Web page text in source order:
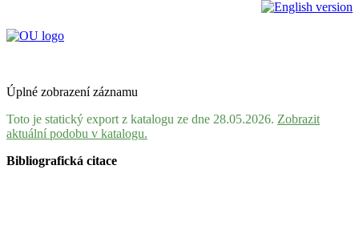
Úplné zobrazení záznamu
Toto je statický export z katalogu ze dne 28.05.2026. Zobrazit
aktuální podobu v katalogu.
Bibliografická citace